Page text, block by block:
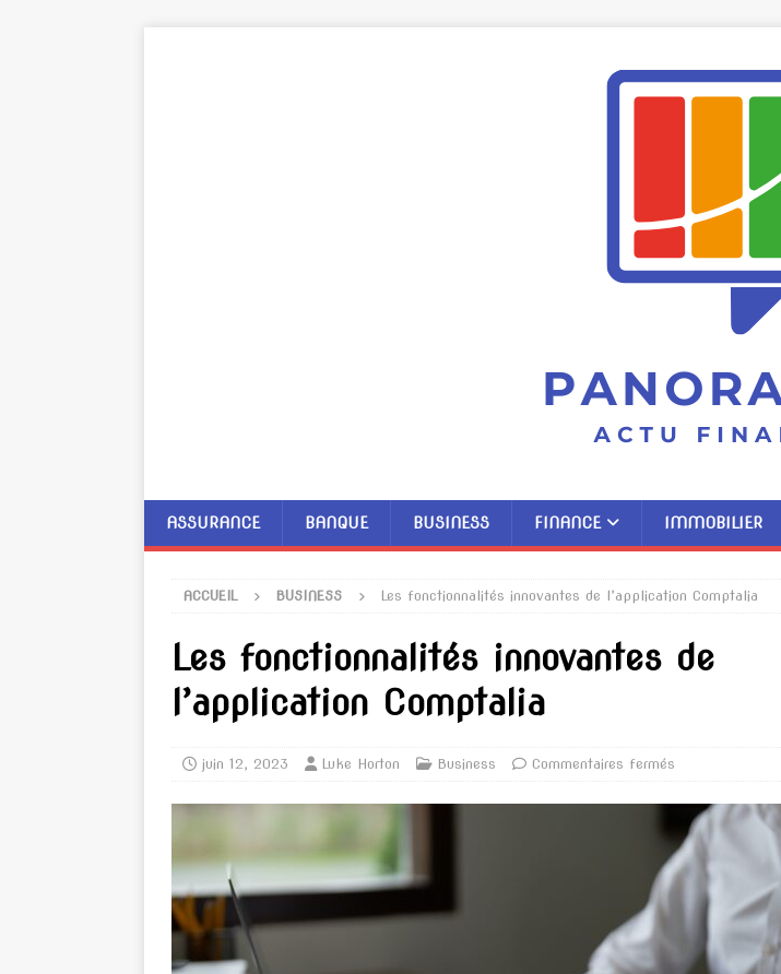
ASSURANCE BANQUE BUSINESS FINANCE IMMOBILIER
ACCUEIL BUSINESS Les fonctionnalités innovantes de l’application Comptalia
Les fonctionnalités innovantes de
l’application Comptalia
juin 12, 2023 Luke Horton Business Commentaires fermés